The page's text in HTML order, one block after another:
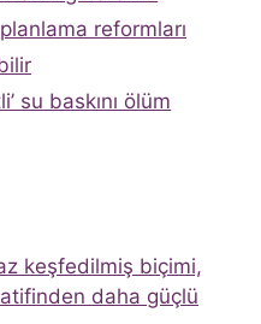
reformları
su baskını ölüm
keşfedilmiş biçimi,
daha güçlü